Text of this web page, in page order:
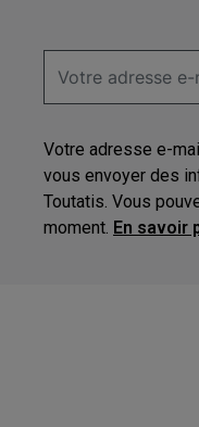
Votre adresse e-
vous envoyer des
Toutatis. Vous
moment. En savoir